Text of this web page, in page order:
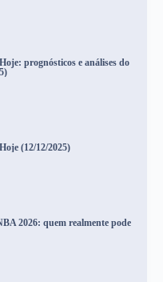
prognósticos e análises do
(12/12/2025)
2026: quem realmente pode